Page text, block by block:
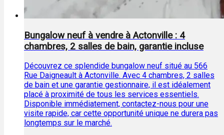
Bungalow neuf à vendre à Actonville : 4
chambres, 2 salles de bain, garantie incluse
Découvrez ce splendide bungalow neuf situé au 566
Rue Daigneault à Actonville. Avec 4 chambres, 2 salles
de bain et une garantie gestionnaire, il est idéalement
placé à proximité de tous les services essentiels.
Disponible immédiatement, contactez-nous pour une
visite rapide, car cette opportunité unique ne durera pas
longtemps sur le marché.